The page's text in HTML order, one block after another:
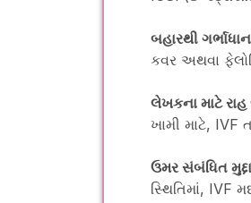
બહારથી
કવર અથવા
લેખકના માટે
ખામી માટે, IVF
ઉમર સંબંધિત
સ્થિતિમાં, IVF